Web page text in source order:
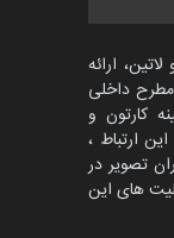
و
ارائه
مطرح داخلی
کارتون و
ارتباط ،
تصویر در
های این